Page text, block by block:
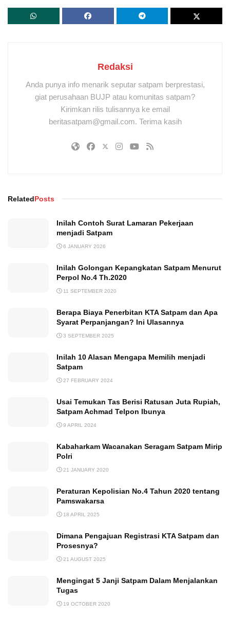
Redaksi
Anda punya info menarik seputar satpam berprestasi,
giat perusahaan BUJP atau komunitas satpam?
Kirimkan rilis tulisannya ke email
beritasatpam@gmail.com. Terima kasih
RelatedPosts
Inilah Contoh Surat Lamaran Pekerjaan
menjadi Satpam
6 JANUARY 2026
Inilah Golongan Kepangkatan Satpam Menurut
Perpol No.4 Th.2020
11 SEPTEMBER 2020
Berapa Biaya Penerbitan KTA Satpam dan Apa
Syarat Perpanjangan? Ini Ulasannya
3 SEPTEMBER 2025
Inilah 10 Alasan Mengapa Memilih menjadi
Satpam
27 FEBRUARY 2024
Usai Temukan Tas Berisi Ratusan Juta Rupiah,
Satpam Achmad Telpon Ibunya
9 APRIL 2024
Kabaharkam Wacanakan Seragam Satpam Mirip
Polri
21 JANUARY 2020
Peraturan Kepolisian No.4 Tahun 2020 tentang
Pamswakarsa
18 APRIL 2025
Dimana Pengajuan Registrasi KTA Satpam dan
Prosesnya?
21 AUGUST 2025
Mengingat 5 Janji Satpam Dalam Menjalankan
Tugas
19 OCTOBER 2020